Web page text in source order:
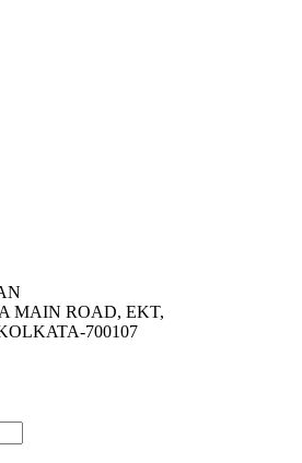
MAIN ROAD, EKT,
700107